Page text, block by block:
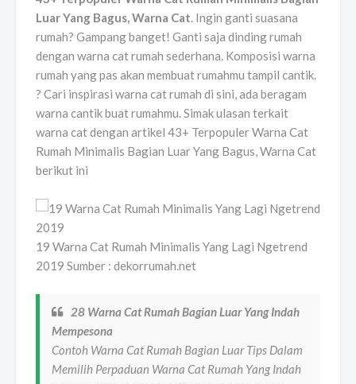
Luar Yang Bagus, Warna Cat. Ingin ganti suasana
rumah? Gampang banget! Ganti saja dinding rumah
dengan warna cat rumah sederhana. Komposisi warna
rumah yang pas akan membuat rumahmu tampil cantik.
? Cari inspirasi warna cat rumah di sini, ada beragam
warna cantik buat rumahmu. Simak ulasan terkait
warna cat dengan artikel 43+ Terpopuler Warna Cat
Rumah Minimalis Bagian Luar Yang Bagus, Warna Cat
berikut ini
19 Warna Cat Rumah Minimalis Yang Lagi Ngetrend
2019 Sumber : dekorrumah.net
28 Warna Cat Rumah Bagian Luar Yang Indah
Mempesona
Contoh Warna Cat Rumah Bagian Luar Tips Dalam
Memilih Perpaduan Warna Cat Rumah Yang Indah